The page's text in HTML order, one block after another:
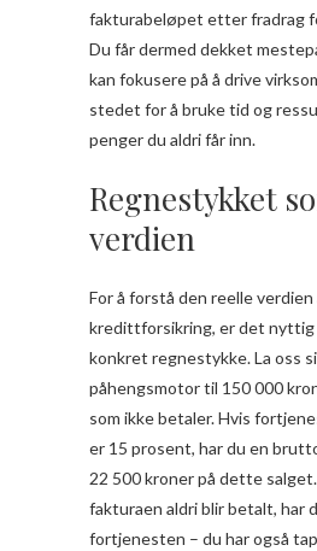
fakturabeløpet etter fradrag
Du får dermed dekket
kan fokusere på å drive
stedet for å bruke tid og
penger du aldri får inn.
Regnestykket
verdien
For å forstå den reelle verdien
kredittforsikring, er det nyttig
konkret regnestykke. La oss
påhengsmotor til 150 000
som ikke betaler. Hvis
er 15 prosent, har du en
22 500 kroner på dette
fakturaen aldri blir betalt, har
fortjenesten – du har også